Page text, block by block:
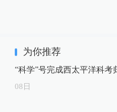
为你推荐
“科学”号完成西太平洋科考
08 日